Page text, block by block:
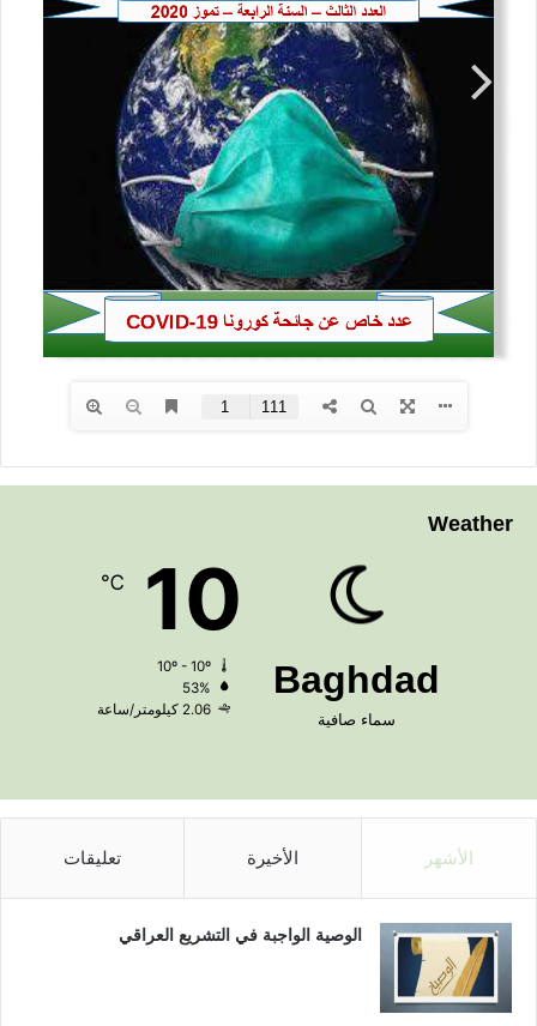
Weather
Baghdad
سماء صافية
10
℃
53%
2.06 كيلومتر/ساعة
الأشهر الأخيرة تعليقات
الوصية الواجبة في التشريع العراقي